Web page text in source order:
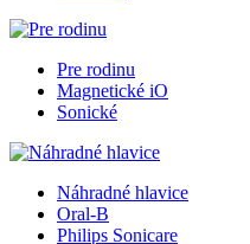
Pre rodinu
Magnetické iO
Sonické
Náhradné hlavice
Oral-B
Philips Sonicare